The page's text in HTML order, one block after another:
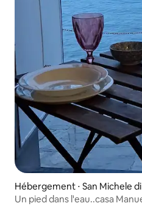
Hébergement ⋅ San Michele di
o
Un pied dans l'eau..casa